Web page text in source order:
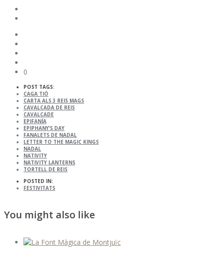
0
POST TAGS:
CAGA TIÓ
CARTA ALS 3 REIS MAGS
CAVALCADA DE REIS
CAVALCADE
EPIFANÍA
EPIPHANY’S DAY
FANALETS DE NADAL
LETTER TO THE MAGIC KINGS
NADAL
NATIVITY
NATIVITY LANTERNS
TORTELL DE REIS
POSTED IN:
FESTIVITATS
You might also like